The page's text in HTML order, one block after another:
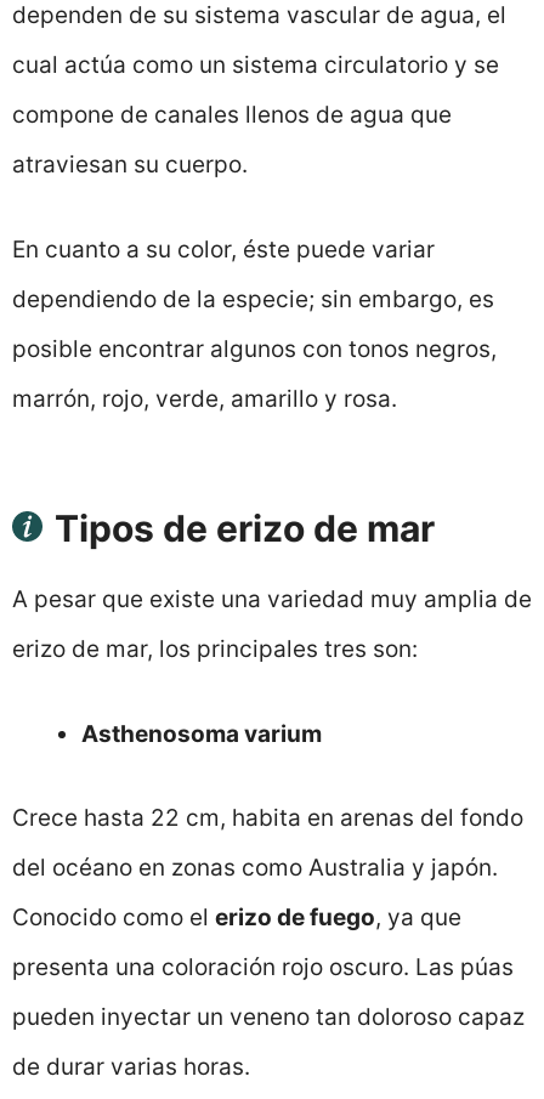
dependen de su sistema vascular de agua, el
cual actúa como un sistema circulatorio y se
compone de canales llenos de agua que
atraviesan su cuerpo.
En cuanto a su color, éste puede variar
dependiendo de la especie; sin embargo, es
posible encontrar algunos con tonos negros,
marrón, rojo, verde, amarillo y rosa.
Tipos de erizo de mar
A pesar que existe una variedad muy amplia de
erizo de mar, los principales tres son:
Asthenosoma varium
Crece hasta 22 cm, habita en arenas del fondo
del océano en zonas como Australia y japón.
Conocido como el erizo de fuego, ya que
presenta una coloración rojo oscuro. Las púas
pueden inyectar un veneno tan doloroso capaz
de durar varias horas.